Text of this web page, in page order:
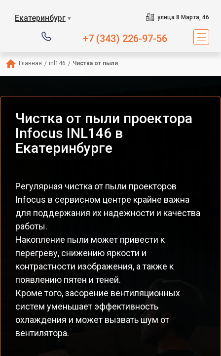
Екатеринбург ▼ улица 8 Марта, 46
+7 (343) 226-97-56
Главная / inl146 / Чистка от пыли
Чистка от пыли проектора
Infocus INL146 в
Екатеринбурге
Регулярная чистка от пыли проекторов
Infocus в сервисном центре крайне важна
для поддержания их надежности и качества
работы.
Накопление пыли может привести к
перегреву, снижению яркости и
контрастности изображения, а также к
появлению пятен и теней.
Кроме того, засорение вентиляционных
систем уменьшает эффективность
охлаждения и может вызвать шум от
вентилятора.